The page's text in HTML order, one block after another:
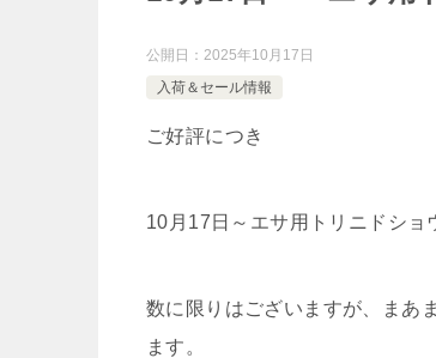
公開日： 2025年10月17日
入荷＆セール情報
ご好評につき
10月17日～エサ用トリニドショ
数に限りはございますが、まあ
ます。